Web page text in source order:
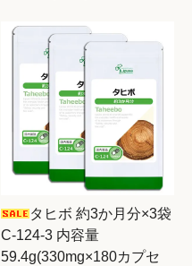
タヒボ 約3か月分×3袋
C-124-3 内容量
59.4g(330mg×180カプセ